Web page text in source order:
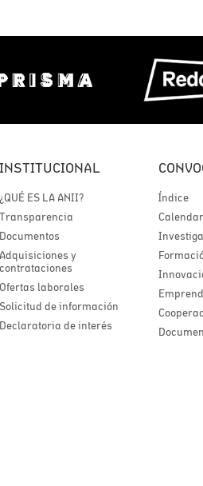
INSTITUCIONAL
¿QUÉ ES LA ANII?
Transparencia
Documentos
Adquisiciones y
contrataciones
Ofertas laborales
Solicitud de información
Declaratoria de interés
Índice